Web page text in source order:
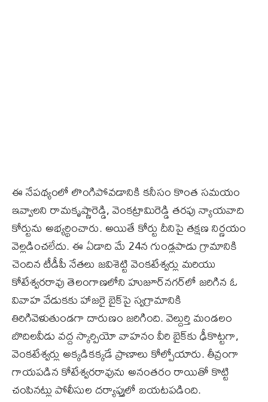
ఈ నేపథ్యంలో లొంగిపోవడానికి కనీసం కొంత సమయం
ఇవ్వాలని రామకృష్ణారెడ్డి, వెంకట్రామిరెడ్డి తరఫు న్యాయవాది
కోర్టును అభ్యర్థించారు. అయితే కోర్టు దీనిపై తక్షణ నిర్ణయం
వెల్లడించలేదు. ఈ ఏడాది మే 24న గుండ్లపాడు గ్రామానికి
చెందిన టీడీపీ నేతలు జవిశెట్టి వెంకటేశ్వర్లు మరియు
కోటేశ్వరరావు తెలంగాణలోని హుజూర్‌నగర్‌లో జరిగిన ఓ
వివాహ వేడుకకు హాజరై బైక్‌పై స్వగ్రామానికి
తిరిగివెళుతుండగా దారుణం జరిగింది. వెల్దుర్తి మండలం
బొదిలవీడు వద్ద స్కార్పియో వాహనం వీరి బైక్‌కు ఢీకొట్టగా,
వెంకటేశ్వర్లు అక్కడికక్కడే ప్రాణాలు కోల్పోయారు. తీవ్రంగా
గాయపడిన కోటేశ్వరరావును అనంతరం రాయితో కొట్టి
చంపినట్లు పోలీసుల దర్యాప్తులో బయటపడింది.